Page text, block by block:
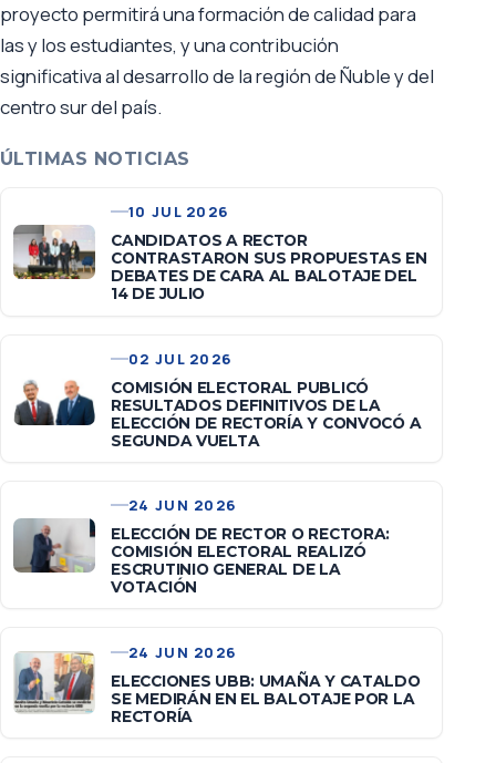
proyecto permitirá una formación de calidad para
las y los estudiantes, y una contribución
significativa al desarrollo de la región de Ñuble y del
centro sur del país.
ÚLTIMAS NOTICIAS
10 JUL 2026
CANDIDATOS A RECTOR
CONTRASTARON SUS PROPUESTAS EN
DEBATES DE CARA AL BALOTAJE DEL
14 DE JULIO
02 JUL 2026
COMISIÓN ELECTORAL PUBLICÓ
RESULTADOS DEFINITIVOS DE LA
ELECCIÓN DE RECTORÍA Y CONVOCÓ A
SEGUNDA VUELTA
24 JUN 2026
ELECCIÓN DE RECTOR O RECTORA:
COMISIÓN ELECTORAL REALIZÓ
ESCRUTINIO GENERAL DE LA
VOTACIÓN
24 JUN 2026
ELECCIONES UBB: UMAÑA Y CATALDO
SE MEDIRÁN EN EL BALOTAJE POR LA
RECTORÍA